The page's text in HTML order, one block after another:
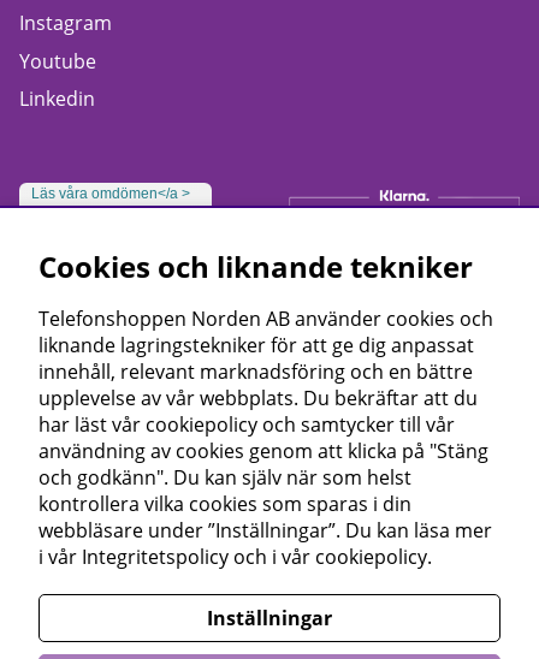
Instagram
Youtube
Linkedin
Läs våra omdömen</a >
Cookies och liknande tekniker
Telefonshoppen Norden AB använder cookies och
liknande lagringstekniker för att ge dig anpassat
innehåll, relevant marknadsföring och en bättre
upplevelse av vår webbplats. Du bekräftar att du
har läst vår cookiepolicy och samtycker till vår
användning av cookies genom att klicka på "Stäng
och godkänn". Du kan själv när som helst
kontrollera vilka cookies som sparas i din
webbläsare under ”Inställningar”. Du kan läsa mer
i vår Integritetspolicy och i vår cookiepolicy.
Inställningar